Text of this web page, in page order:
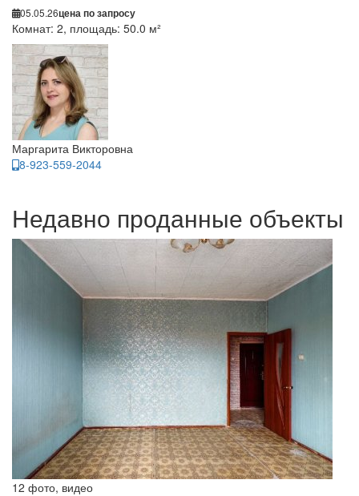
05.05.26цена по запросу
Комнат: 2, площадь: 50.0 м²
Маргарита Викторовна
8-923-559-2044
Недавно проданные объекты
12 фото, видео